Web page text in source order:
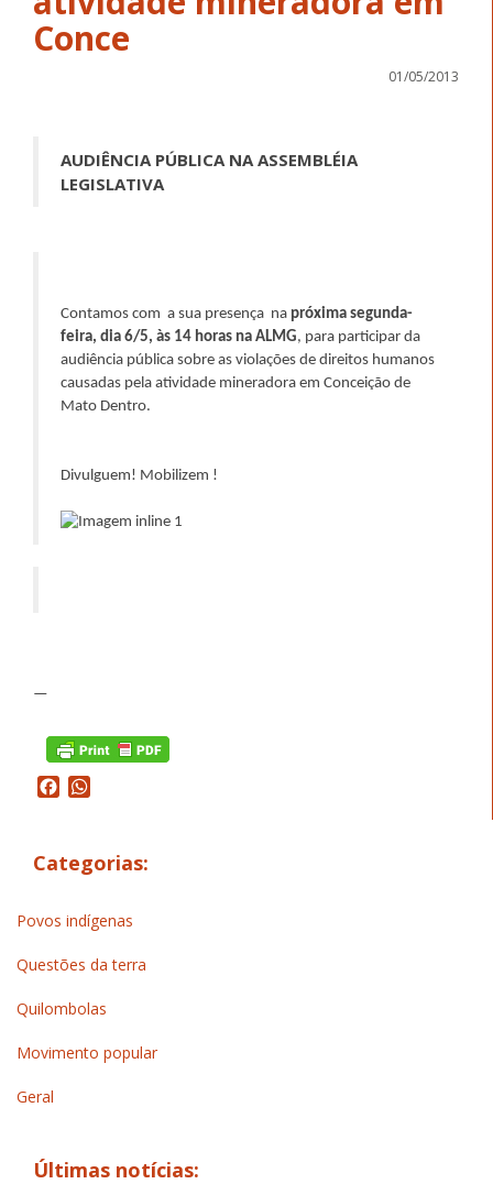
Conce
01/05/2013
AUDIÊNCIA PÚBLICA NA ASSEMBLÉIA
LEGISLATIVA
Contamos com a sua presença na próxima segunda-
feira, dia 6/5, às 14 horas na ALMG, para participar da
audiência pública sobre as violações de direitos humanos
causadas pela atividade mineradora em Conceição de
Mato Dentro.
Divulguem! Mobilizem !
—
Facebook
Categorias:
Povos indígenas
Questões da terra
Quilombolas
Movimento popular
Geral
Últimas notícias: